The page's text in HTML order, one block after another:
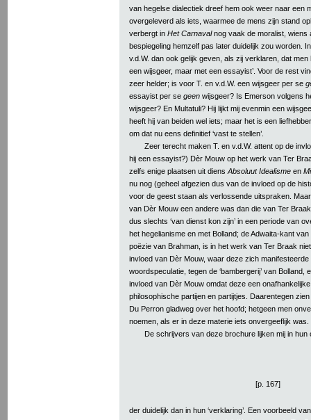
van hegelse dialectiek dreef hem ook weer naar een
overgeleverd als iets, waarmee de mens zijn stand
verbergt in Het Carnavalnog vaak de moralist, wiens
bespiegeling hemzelf pas later duidelijk zou worden.
v.d.W. dan ook gelijk geven, als zij verklaren, dat men
een wijsgeer, maar met een essayist’. Voor de rest
zeer helder; is voor T. en v.d.W. een wijsgeer per se
essayist per se geen wijsgeer? Is Emerson volgens
wijsgeer? En Multatuli? Hij lijkt mij evenmin een
heeft hij van beiden wel iets; maar het is een
om dat nu eens definitief ‘vast te stellen’.
Zeer terecht maken T. en v.d.W. attent op de
hij een essayist?) Dèr Mouw op het werk van Ter
zelfs enige plaatsen uit diens Absoluut Idealisme en
nu nog (geheel afgezien dus van de invloed op de
voor de geest staan als verlossende uitspraken.
van Dèr Mouw een andere was dan die van Ter
dus slechts ‘van dienst kon zijn’ in een periode van
het hegelianisme en met Bolland; de Adwaita-kant
poëzie van Brahman, is in het werk van Ter Braak
invloed van Dèr Mouw, waar deze zich
woordspeculatie, tegen de ‘bambergerij’ van Bolland,
invloed van Dèr Mouw omdat deze een
philosophische partijen en partijtjes. Daarentegen
Du Perron gladweg over het hoofd; hetgeen men
noemen, als er in deze materie iets onvergeeflijk was.
De schrijvers van deze brochure lijken mij in hun
[p. 167]
der duidelijk dan in hun ‘verklaring’. Een voorbeeld